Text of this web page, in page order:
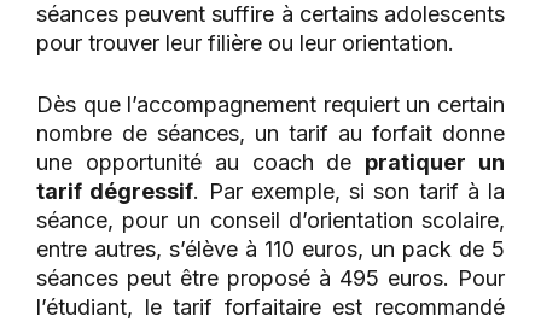
séances peuvent suffire à certains adolescents
pour trouver leur filière ou leur orientation.
Dès que l’accompagnement requiert un certain
nombre de séances, un tarif au forfait donne
une opportunité au coach de pratiquer un
tarif dégressif. Par exemple, si son tarif à la
séance, pour un conseil d’orientation scolaire,
entre autres, s’élève à 110 euros, un pack de 5
séances peut être proposé à 495 euros. Pour
l’étudiant, le tarif forfaitaire est recommandé